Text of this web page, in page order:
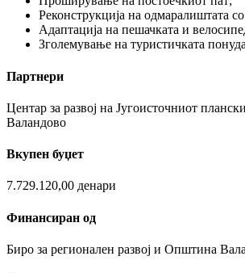
Реконструкција на одмаралиштата
Адаптација на пешачката и
Зголемување на туристичката
Партнери
Центар за развој на Југоисточниот
Валандово
Вкупен буџет
7.729.120,00 денари
Финансиран од
Биро за регионален развој и Општина